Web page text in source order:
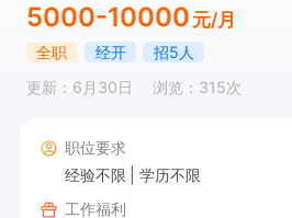
5000-10000 元/月
全职 经开
招5人
更新：6月30日
浏览：315次
职位要求
经验不限
学历不限
工作福利